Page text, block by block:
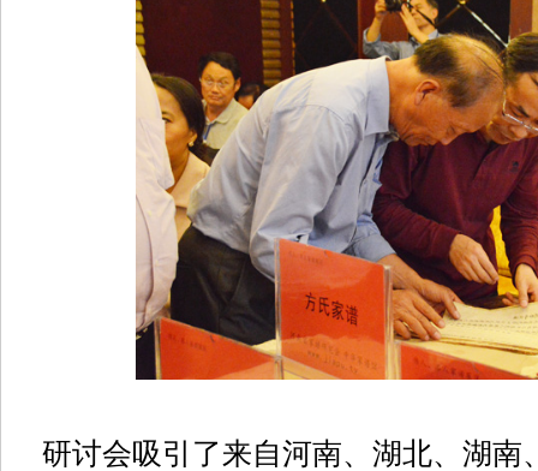
研讨会吸引了来自河南、湖北、湖南